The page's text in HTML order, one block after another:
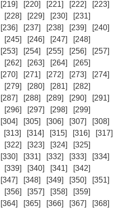
[219] [220] [221] [222]
[223]
[228] [229] [230]
[231]
[236] [237] [238] [239]
[240]
[245] [246] [247]
[248]
[253] [254] [255] [256]
[257]
[262] [263] [264]
[265]
[270] [271] [272] [273]
[274]
[279] [280] [281]
[282]
[287] [288] [289] [290]
[291]
[296] [297] [298]
[299]
[304] [305] [306] [307]
[308]
[313] [314] [315] [316]
[317]
[322] [323] [324]
[325]
[330] [331] [332] [333]
[334]
[339] [340] [341]
[342]
[347] [348] [349] [350]
[351]
[356] [357] [358]
[359]
[364] [365] [366] [367]
[368]